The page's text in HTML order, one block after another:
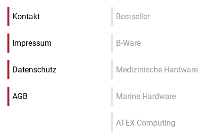
Kontakt
Impressum
Datenschutz
AGB
Bestseller
B-Ware
Medizinische Hardware
Marine Hardware
ATEX Computing